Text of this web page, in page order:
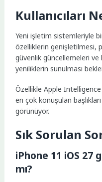
Kullanıcıları
Yeni işletim sistemleriyle
özelliklerin genişletilmesi,
güvenlik güncellemeleri ve
yeniliklerin sunulması
Özellikle Apple
en çok konuşulan
görünüyor.
Sık Sorulan
iPhone 11 iOS 27
mı?